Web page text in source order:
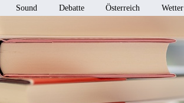
Sound Debatte Österreich Wetter